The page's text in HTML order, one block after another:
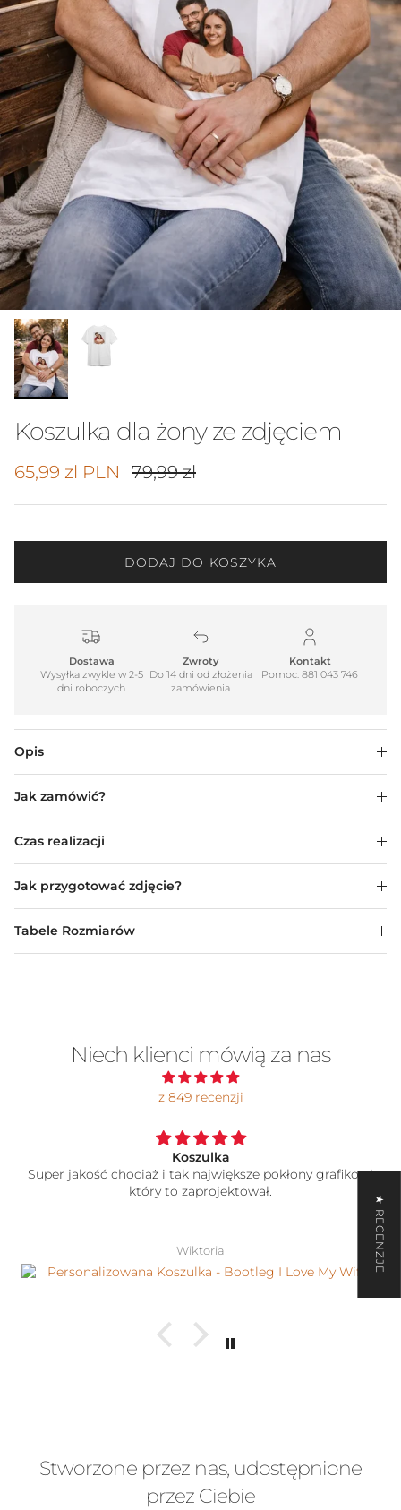
Koszulka dla żony ze zdjęciem
Cena promocyjna
65,99 zl PLN Cena regularna
79,99 zl
DODAJ DO KOSZYKA
Dostawa
Wysyłka zwykle w 2-5
dni roboczych
Zwroty
Do 14 dni od złożenia
zamówienia
Kontakt
Pomoc: 881 043 746
Opis
Jak zamówić?
Czas realizacji
Jak przygotować zdjęcie?
Tabele Rozmiarów
Niech klienci mówią za nas
z 849 recenzji
Koszulka
Super jakość chociaż i tak największe pokłony grafikowi
który to zaprojektował.
Wiktoria
Stworzone przez nas, udostępnione
przez Ciebie
★ RECENZJE